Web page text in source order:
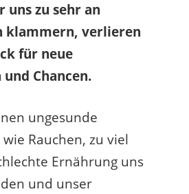
uns zu sehr an
klammern, verlieren
für neue
Chancen.
ungesunde
Rauchen, zu viel
Ernährung uns
und unser